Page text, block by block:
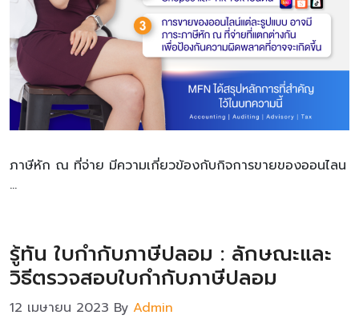
ภาษีหัก ณ ที่จ่าย มีความเกี่ยวข้องกับกิจการขายของออนไลน
…
รู้ทัน ใบกำกับภาษีปลอม : ลักษณะและ
วิธีตรวจสอบใบกำกับภาษีปลอม
12 เมษายน 2023 By Admin